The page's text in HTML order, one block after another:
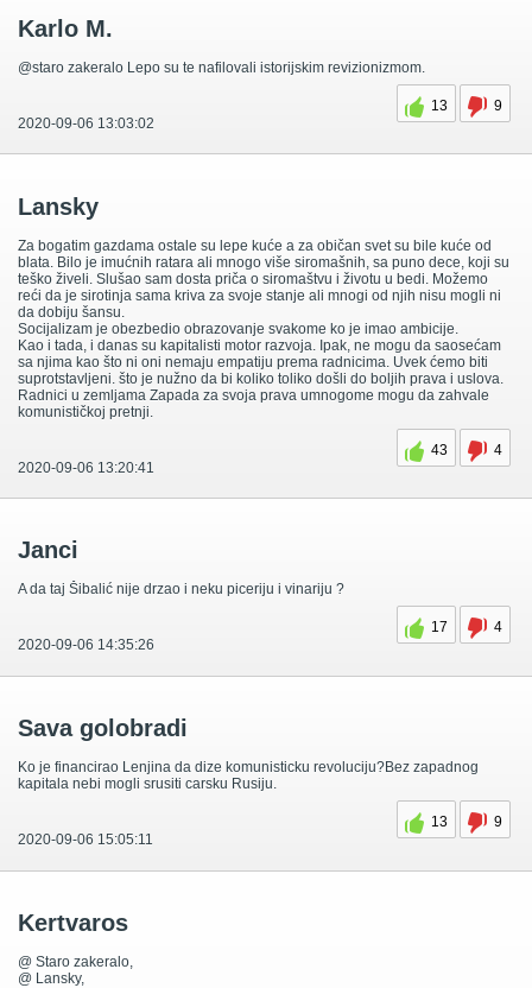
Karlo M.
@staro zakeralo Lepo su te nafilovali istorijskim revizionizmom.
13
9
2020-09-06 13:03:02
Lansky
Za bogatim gazdama ostale su lepe kuće a za običan svet su bile kuće od
blata. Bilo je imućnih ratara ali mnogo više siromašnih, sa puno dece, koji su
teško živeli. Slušao sam dosta priča o siromaštvu i životu u bedi. Možemo
reći da je sirotinja sama kriva za svoje stanje ali mnogi od njih nisu mogli ni
da dobiju šansu.
Socijalizam je obezbedio obrazovanje svakome ko je imao ambicije.
Kao i tada, i danas su kapitalisti motor razvoja. Ipak, ne mogu da saosećam
sa njima kao što ni oni nemaju empatiju prema radnicima. Uvek ćemo biti
suprotstavljeni. što je nužno da bi koliko toliko došli do boljih prava i uslova.
Radnici u zemljama Zapada za svoja prava umnogome mogu da zahvale
komunističkoj pretnji.
43
4
2020-09-06 13:20:41
Janci
A da taj Šibalić nije drzao i neku piceriju i vinariju ?
17
4
2020-09-06 14:35:26
Sava golobradi
Ko je financirao Lenjina da dize komunisticku revoluciju?Bez zapadnog
kapitala nebi mogli srusiti carsku Rusiju.
13
9
2020-09-06 15:05:11
Kertvaros
@ Staro zakeralo,
@ Lansky,